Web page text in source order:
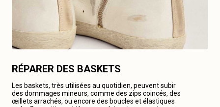
RÉPARER DES BASKETS
Les baskets, très utilisées au quotidien, peuvent subir
des dommages mineurs, comme des zips coincés, des
œillets arrachés, ou encore des boucles et élastiques